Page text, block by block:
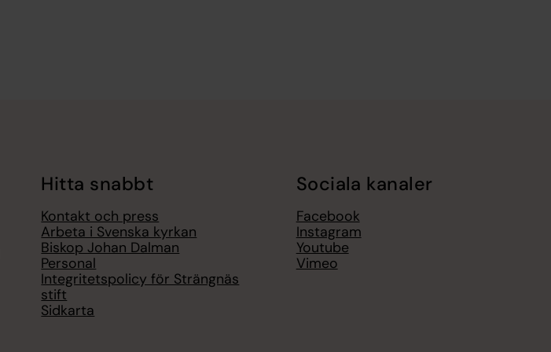
Hitta snabbt
Kontakt och press
Arbeta i Svenska kyrkan
Biskop Johan Dalman
Personal
Integritetspolicy för Strängnäs
stift
Sidkarta
Sociala kanaler
Facebook
Instagram
Youtube
Vimeo